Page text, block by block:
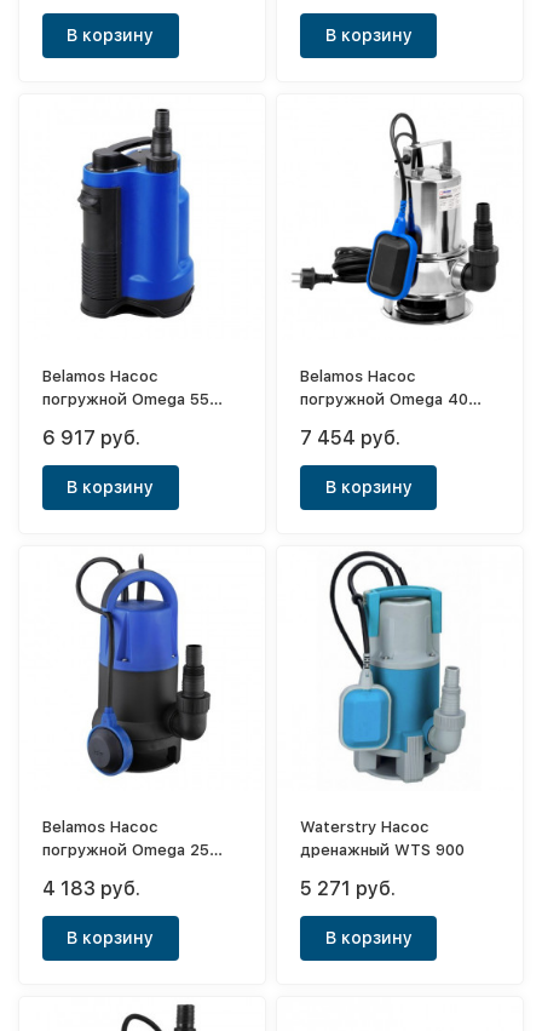
В корзину В корзину
Belamos Насос
погружной Omega 55
6 917 руб.
В корзину
Belamos Насос
погружной Omega 40
10м
7 454 руб.
В корзину
Belamos Насос
погружной Omega 25
4 183 руб.
В корзину
Waterstry Насос
дренажный WTS 900
5 271 руб.
В корзину